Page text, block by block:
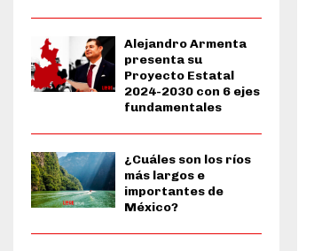
Alejandro Armenta
presenta su
Proyecto Estatal
2024-2030 con 6 ejes
fundamentales
¿Cuáles son los ríos
más largos e
importantes de
México?